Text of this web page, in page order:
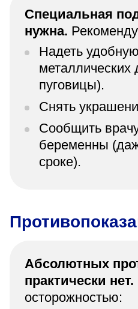
Специальная
нужна.
Надеть
металлических
пуговицы).
Снять
Сообщить
беременны
сроке).
Абсолютных
практически нет.
осторожностью: